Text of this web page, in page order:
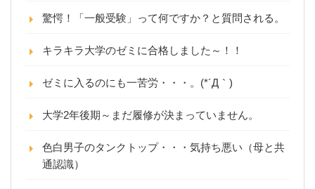
驚愕！「一般受験」って何ですか？と質問される。
キラキラ大学のゼミに合格しました～！！
ゼミに入るのにも一苦労・・・。(*´Д｀)
大学2年後期～まだ履修が決まっていません。
色白男子のタンクトップ・・・気持ち悪い（母と共
通認識）